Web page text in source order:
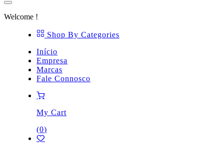
Welcome !
Shop By Categories
Início
Empresa
Marcas
Fale Connosco
My Cart
(0)